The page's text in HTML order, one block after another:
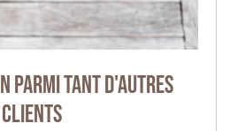
parmi tant d'autres
clients